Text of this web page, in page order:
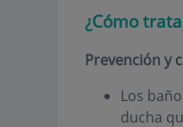
¿Cómo
Prevención y
Los
ducha